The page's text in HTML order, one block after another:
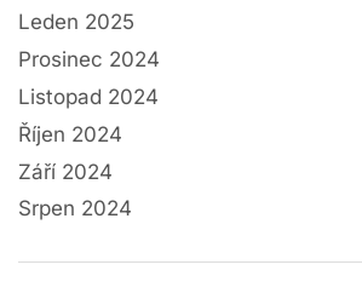
Leden 2025
Prosinec 2024
Listopad 2024
Říjen 2024
Září 2024
Srpen 2024